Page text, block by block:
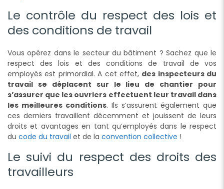
Le contrôle du respect des lois et
des conditions de travail
Vous opérez dans le secteur du bâtiment ? Sachez que le
respect des lois et des conditions de travail de vos
employés est primordial. A cet effet, des inspecteurs du
travail se déplacent sur le lieu de chantier pour
s’assurer que les ouvriers effectuent leur travail dans
les meilleures conditions. Ils s’assurent également que
ces derniers travaillent décemment et jouissent de leurs
droits et avantages en tant qu’employés dans le respect
du code du travail et de la convention collective !
Le suivi du respect des droits des
travailleurs